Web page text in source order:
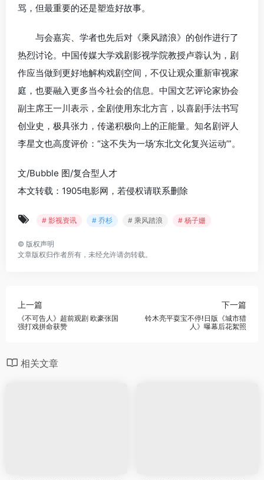
骂，但最重要的还是塑造好故事。
与会嘉宾、学者也先后对《乘风踏浪》的创作进行了
热烈讨论。中国传媒大学戏剧影视学院教授卢蓉认为，剧
作应当做到更好地解构戏剧空间，不仅让观众重新审视家
庭，也要融入更多当今社会的信息。中国文艺评论家协会
副主席王一川表示，全剧使用东北方言，以喜剧手法书写
创业史，极具张力，传递积极向上的正能量。知名剧评人
李星文也高度评价：“这不失为一场‘东北文化复兴运动’”。
文/Bubble 图/复合型人才
本文转载：1905电影网，若侵权请联系删除
# 影视资讯 # 乔杉 # 乘风踏浪 # 杨子姗
© 版权声明
文章版权归作者所有，未经允许请勿转载。
上一篇
《不可告人》超前观剧 欧豪张国
强打戏拼命获赞
下一篇
铃木亮平耍宝不停!日版《城市猎
人》曝幕后花絮照
相关文章